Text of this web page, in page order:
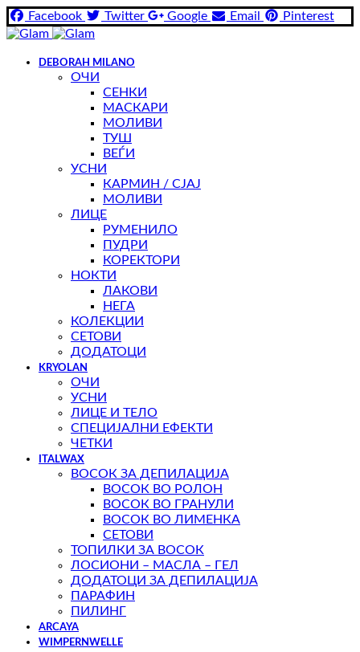
Facebook Twitter Google Email Pinterest
DEBORAH MILANO
ОЧИ
СЕНКИ
МАСКАРИ
МОЛИВИ
ТУШ
ВЕЃИ
УСНИ
КАРМИН / СЈАЈ
МОЛИВИ
ЛИЦЕ
РУМЕНИЛО
ПУДРИ
КОРЕКТОРИ
НОКТИ
ЛАКОВИ
НЕГА
КОЛЕКЦИИ
СЕТОВИ
ДОДАТОЦИ
KRYOLAN
ОЧИ
УСНИ
ЛИЦЕ И ТЕЛО
СПЕЦИЈАЛНИ ЕФЕКТИ
ЧЕТКИ
ITALWAX
ВОСОК ЗА ДЕПИЛАЦИЈА
ВОСОК ВО РОЛОН
ВОСОК ВО ГРАНУЛИ
ВОСОК ВО ЛИМЕНКА
СЕТОВИ
ТОПИЛКИ ЗА ВОСОК
ЛОСИОНИ – МАСЛА – ГЕЛ
ДОДАТОЦИ ЗА ДЕПИЛАЦИЈА
ПАРАФИН
ПИЛИНГ
ARCAYA
WIMPERNWELLE